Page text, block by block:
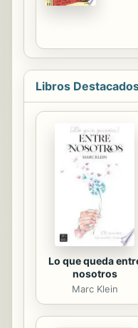
de
en
al
que
de
las
Libros
Lo que queda
nosotros
Marc Klein